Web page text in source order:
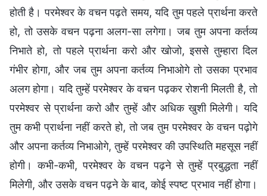
होती है। परमेश्वर के वचन पढ़ते समय, यदि तुम पहले प्रार्थना करते
हो, तो उसके वचन पढ़ना अलग-सा लगेगा। जब तुम अपना कर्तव्य
निभाते हो, तो पहले प्रार्थना करो और खोजो, इससे तुम्हारा दिल
गंभीर होगा, और जब तुम अपना कर्तव्य निभाओगे तो उसका प्रभाव
अलग होगा। यदि तुम्हें परमेश्वर के वचन पढ़कर रोशनी मिलती है, तो
परमेश्वर से प्रार्थना करो और तुम्हें और अधिक खुशी मिलेगी। यदि
तुम कभी प्रार्थना नहीं करते हो, तो जब तुम परमेश्वर के वचन पढ़ोगे
और अपना कर्तव्य निभाओगे, तुम्हें परमेश्वर की उपस्थिति महसूस नहीं
होगी। कभी-कभी, परमेश्वर के वचन पढ़ने से तुम्हें प्रबुद्धता नहीं
मिलेगी, और उसके वचन पढ़ने के बाद, कोई स्पष्ट प्रभाव नहीं होगा।